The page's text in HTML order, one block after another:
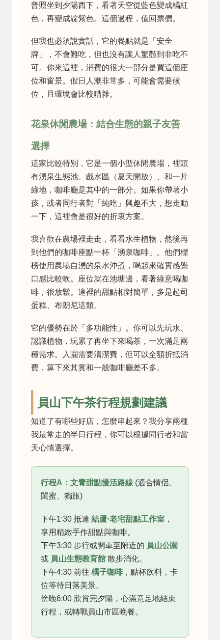
普照坐到夕陽西下，看著天空從藍色變成橘紅
色，再變成靛紫色。這個過程，值回票價。
但我也必須說實話，它的餐點就是「安全
牌」，不會難吃，但也沒有讓人驚豔到非吃不
可。你來這裡，消費的很大一部分是買這個座
位和窗景。假日人潮非常多，可能會需要候
位，且環境會比較嘈雜。
花泉休閒農場：結合生態的親子友善
選擇
這家比較特別，它是一個小型休閒農場，裡頭
有湧泉生態池、戲水區（夏天開放）、和一片
綠地，咖啡廳是其中的一部分。如果你帶著小
孩，或者同行者對「純吃」興趣不大，想走動
一下，這裡會是很好的折衷方案。
我喜歡在農場裡走走，看看水生植物，然後再
到他們的咖啡座點一杯「湧泉咖啡」。他們標
榜使用農場自湧的泉水沖煮，喝起來確實感覺
口感比較軟。座位就在池塘邊，看著綠意喝咖
啡，很放鬆。這裡的甜點相對簡單，多是起司
蛋糕、布朗尼這類。
它的優勢在於「多功能性」。你可以先玩水、
認識植物，玩累了再坐下來喝茶，一次滿足兩
種需求。入園需要清潔費，但可以全額折抵消
費，算下來其實和一般咖啡廳差不多。
員山下午茶行程規劃建議
知道了有哪些好店，怎麼串起來？我分享兩種
我最常走的半日行程，你可以根據同行者和當
天心情選擇。
行程A：文青甜點慢活路線 (適合情侶、
閨蜜、獨旅)
下午1:30 抵達結蘆·老宅甜點工作室 ，
享用精緻手作甜點與咖啡。
下午3:30 步行或開車至附近的 員山公園
或 員山生態教育館 散步消化。
下午4:30 前往橘子咖啡 ，點杯飲料，卡
位等待日落美景。
傍晚6:00 欣賞完夕陽，心滿意足地結束
行程，或轉戰員山市區晚餐。